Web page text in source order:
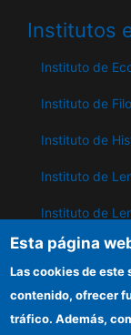
Institutos
Instituto de
Instituto de
Instituto de
Instituto de
Instituto de
Instituto de
Esta página
Las cookies de este
contenido, ofrecer
tráfico. Además,